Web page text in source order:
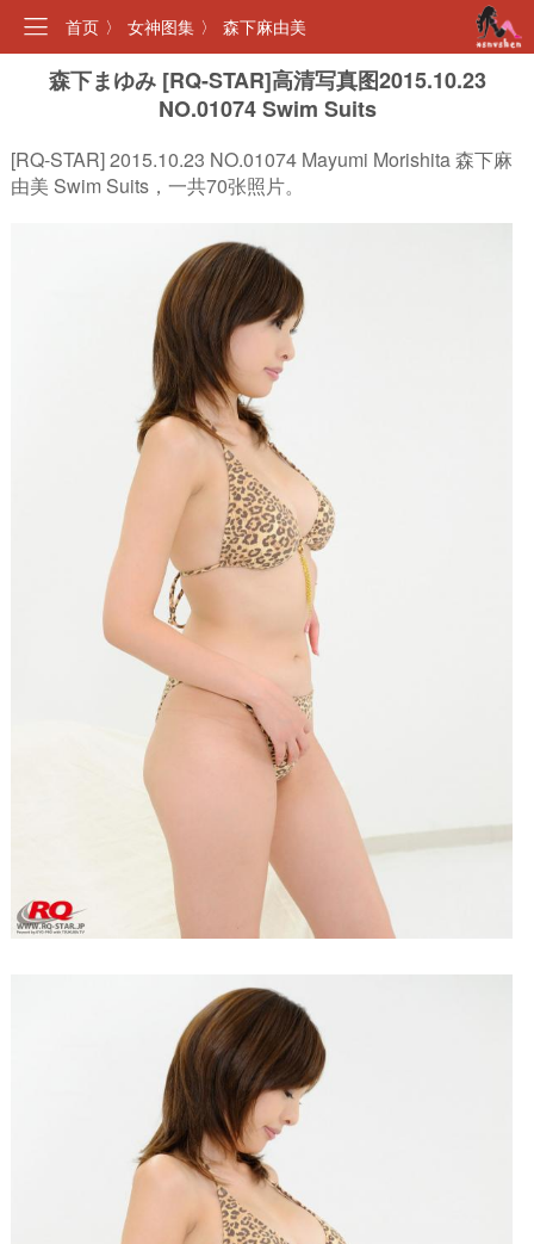
首页 〉 女神图集 〉 森下麻由美
森下まゆみ [RQ-STAR]高清写真图2015.10.23
NO.01074 Swim Suits
[RQ-STAR] 2015.10.23 NO.01074 Mayumi Morishita 森下麻
由美 Swim Suits，一共70张照片。